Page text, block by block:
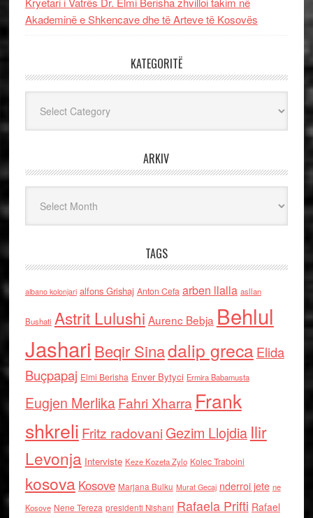
Akademinë e Shkencave dhe të Arteve të Kosovës
KATEGORITË
ARKIV
TAGS
albano kolonjari alfons Grishaj Anton Cefa arben llalla asllan
Bushati Astrit Lulushi Aurenc Bebja Behlul
Jashari Beqir Sinadalip grecaElida
Buçpapaj Elmi Berisha Enver Bytyci Ermira Babamusta
Eugjen MerlikaFahri Xharra Frank
shkreli Fritz radovaniGezim Llojdia Ilir
Levonja Interviste Keze Kozeta Zylo Kolec Traboini
kosova Kosove Marjana Bulku Murat Gecaj nderroi jete ne
Kosove Nene Tereza presidenti Nishani Rafaela Prifti Rafael